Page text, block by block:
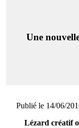
Une
Publié le 14/06/
Lézard créatif